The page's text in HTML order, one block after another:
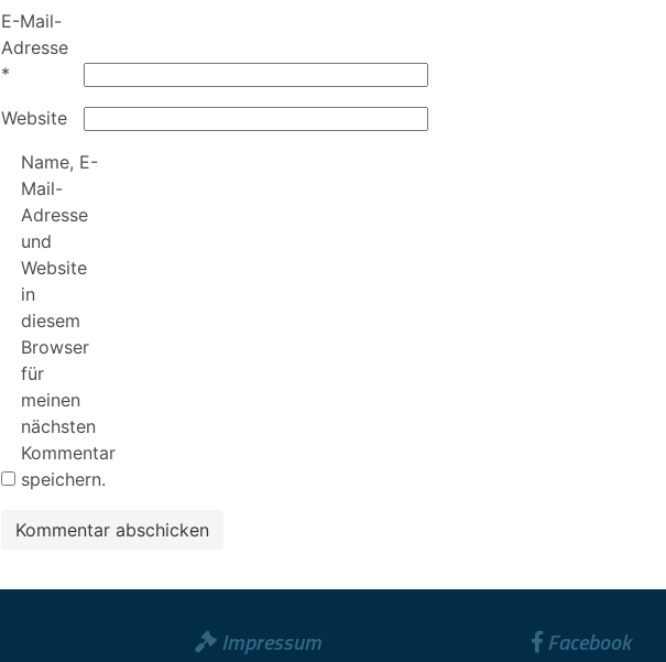
E-Mail-
Adresse
*
Website
Name, E-
Mail-
Adresse
und
Website
in
diesem
Browser
für
meinen
nächsten
Kommentar
speichern.
Impressum Facebook